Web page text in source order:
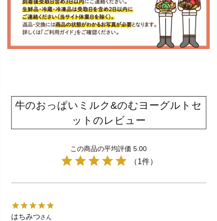
牛のおっぱいミルク&のむヨーグルトセ
ットのレビュー
この商品の平均評価 5.00
（1件）
はちみつさん